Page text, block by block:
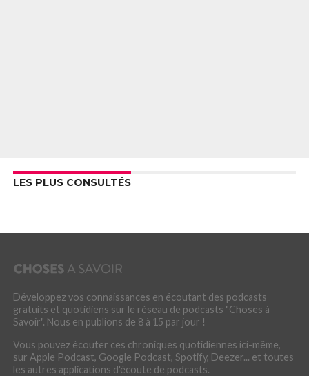
LES PLUS CONSULTÉS
Développez vos connaissances en écoutant des podcasts
gratuits et quotidiens sur le réseau de podcasts "Choses à
Savoir". Nous en publions de 8 à 15 par jour !
Vous pouvez écouter ces chroniques quotidiennes ici-même,
sur Apple Podcast, Google Podcast, Spotify, Deezer... et toutes
les autres applications d'écoute de podcasts.